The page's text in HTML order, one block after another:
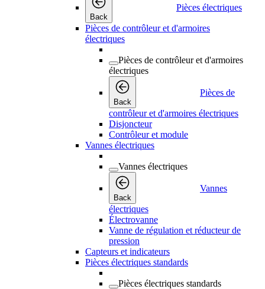
Back
Pièces électriques
Pièces de contrôleur et d'armoires
électriques
Pièces de contrôleur et d'armoires
électriques
Back
Pièces de
contrôleur et d'armoires électriques
Disjoncteur
Contrôleur et module
Vannes électriques
Vannes électriques
Back
Vannes
électriques
Électrovanne
Vanne de régulation et réducteur de
pression
Capteurs et indicateurs
Pièces électriques standards
Pièces électriques standards